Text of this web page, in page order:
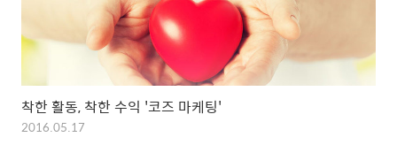
착한 활동, 착한 수익 '코즈 마케팅'
2016.05.17